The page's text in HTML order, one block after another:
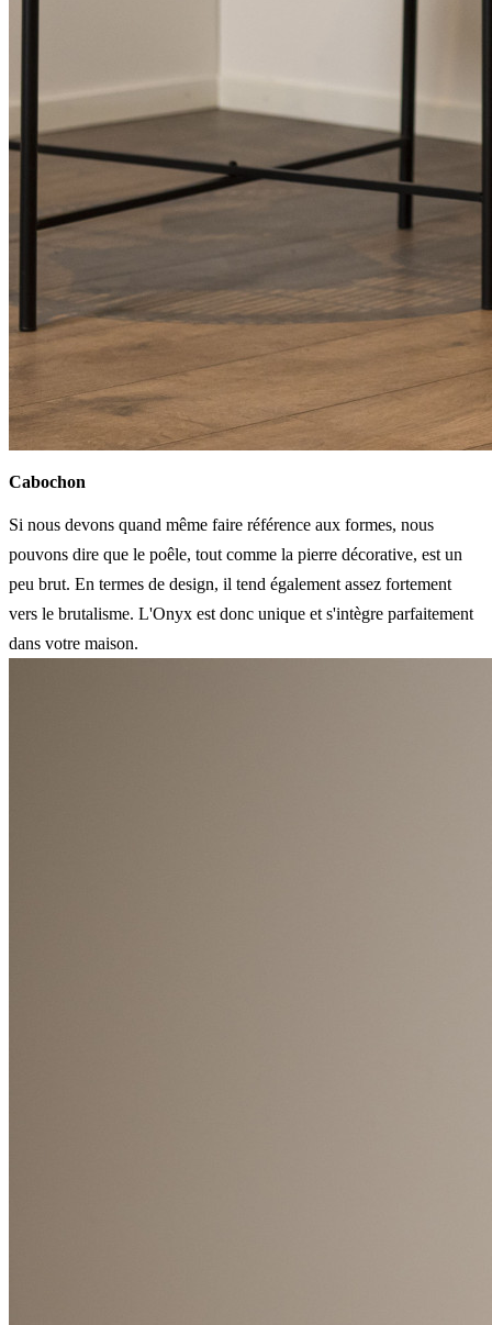
Cabochon
Si nous devons quand même faire référence aux formes, nous
pouvons dire que le poêle, tout comme la pierre décorative, est un
peu brut. En termes de design, il tend également assez fortement
vers le brutalisme. L'Onyx est donc unique et s'intègre parfaitement
dans votre maison.